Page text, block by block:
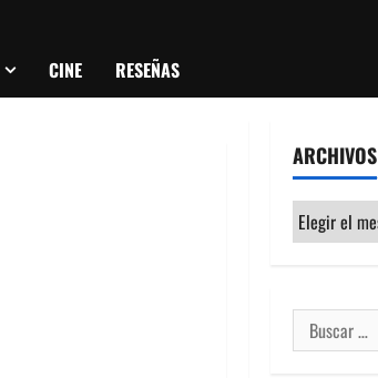
CINE RESEÑAS
ARCHIVOS
Archivos
Buscar: